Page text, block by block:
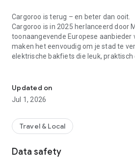
Cargoroo is terug – en beter dan ooit.
Cargoroo is in 2025 herlanceerd door
toonaangevende Europese aanbieder
maken het eenvoudig om je stad te
elektrische bakfiets die leuk, praktisch
met Cargoroo kun je zorgeloos op pad,
autobezit. Elke fiets heeft een ruime
twee kinderen, Maxi-Cosi adapters en
leven.
Updated on
Jul 1, 2026
Travel & Local
Data safety